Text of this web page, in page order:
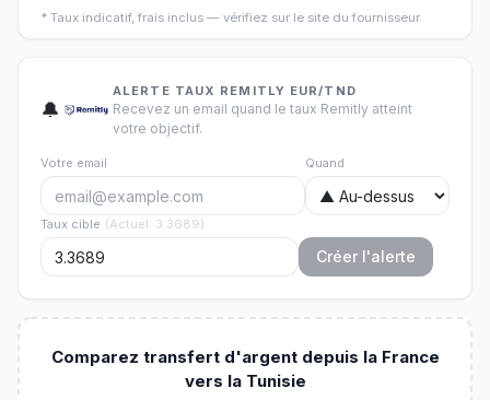
* Taux indicatif, frais inclus — vérifiez sur le site du fournisseur.
🔔
ALERTE TAUX REMITLY EUR/TND
Recevez un email quand le taux Remitly atteint
votre objectif.
Votre email Quand
Taux cible (Actuel: 3.3689)
Créer l'alerte
Comparez transfert d'argent depuis la France
vers la Tunisie